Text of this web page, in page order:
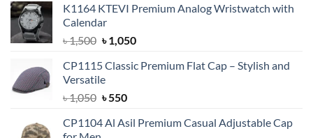
was:
৳ 1,500.
is:
K1164 KTEVI Premium Analog Wristwatch with
Calendar
৳1,500 Original
was:
৳ 1,500.
৳1,050Current
is:
CP1115 Classic Premium Flat Cap – Stylish and
Versatile
৳1,050 Original
was:
৳550Current
is:
CP1104 Al Asil Premium Casual Adjustable Cap